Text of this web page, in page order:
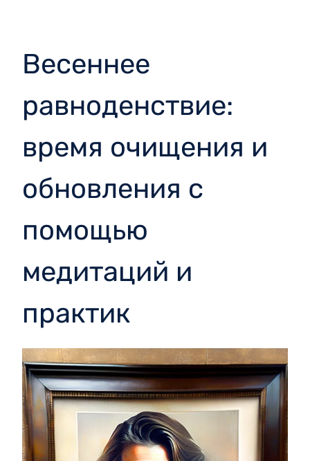
Весеннее
равноденствие:
время очищения и
обновления с
помощью
медитаций и
практик